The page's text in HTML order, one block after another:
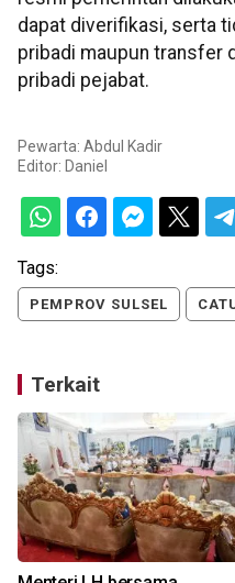
dapat diverifikasi, serta
pribadi maupun transfer
pribadi pejabat.
Pewarta: Abdul Kadir
Editor: Daniel
Tags:
PEMPROV SULSEL
Terkait